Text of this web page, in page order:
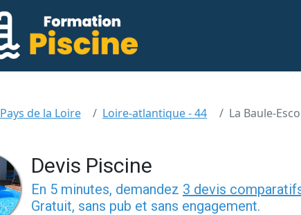
Pays de la Loire Loire-atlantique - 44 La Baule-
Devis Piscine
En 5 minutes, demandez 3 devis
Gratuit, sans pub et sans engagement.